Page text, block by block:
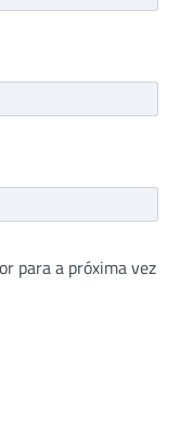
para a próxima vez